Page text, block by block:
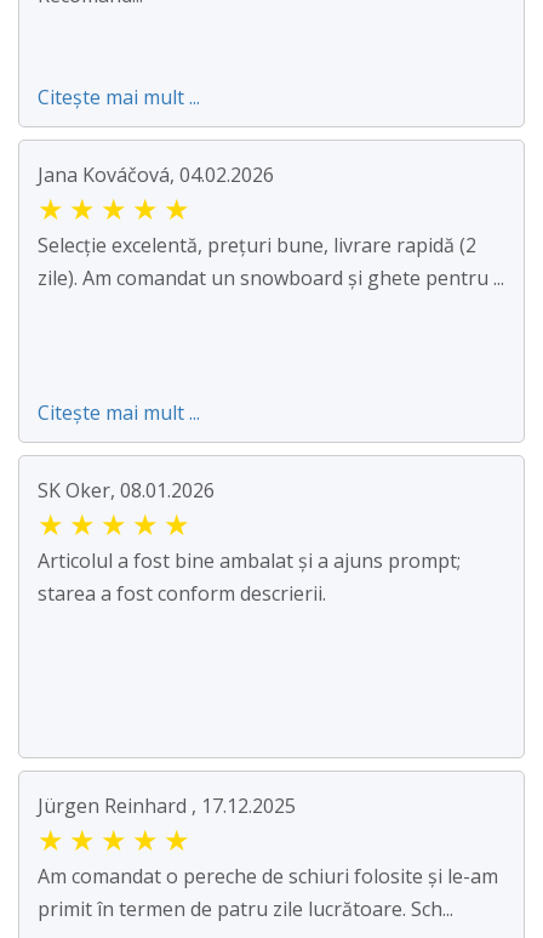
Citește mai mult ...
Jana Kováčová, 04.02.2026
★ ★ ★ ★ ★
Selecție excelentă, prețuri bune, livrare rapidă (2
zile). Am comandat un snowboard și ghete pentru ...
Citește mai mult ...
SK Oker, 08.01.2026
★ ★ ★ ★ ★
Articolul a fost bine ambalat și a ajuns prompt;
starea a fost conform descrierii.
Jürgen Reinhard , 17.12.2025
★ ★ ★ ★ ★
Am comandat o pereche de schiuri folosite și le-am
primit în termen de patru zile lucrătoare. Sch...